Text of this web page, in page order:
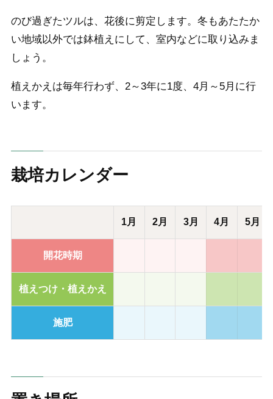
のび過ぎたツルは、花後に剪定します。冬もあたたか
い地域以外では鉢植えにして、室内などに取り込みま
しょう。
植えかえは毎年行わず、2～3年に1度、4月～5月に行
います。
栽培カレンダー
1月 2月 3月 4月 5月
開花時期
植えつけ・植えかえ
施肥